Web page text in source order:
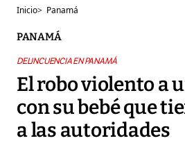
Inicio> Panamá
PANAMÁ
DELINCUENCIA EN PANAMÁ
El robo violento a
con su bebé que
a las autoridades